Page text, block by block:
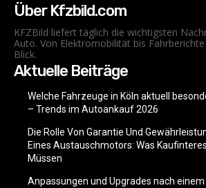
Über Kfzbild.com
KFZBild liefert täglich die wichtigsten
Auto. Von Elektromobilität bis
Blick.
Aktuelle Beiträge
Welche Fahrzeuge in Köln aktuell
– Trends im Autoankauf 2026
Die Rolle Von Garantie Und
Eines Austauschmotors: Was
Müssen
Anpassungen und Upgrades nach